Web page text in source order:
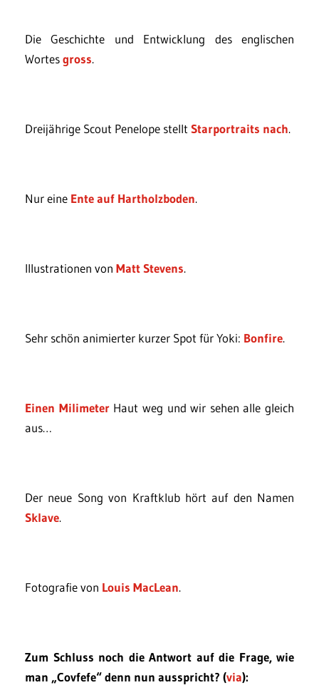
Die Geschichte und Entwicklung des englischen
Wortesgross.
Dreijährige Scout Penelope stellt Starportraits nach.
Nur eine Ente auf Hartholzboden.
Illustrationen von Matt Stevens.
Sehr schön animierter kurzer Spot für Yoki: Bonfire.
Einen MilimeterHaut weg und wir sehen alle gleich
aus…
Der neue Song von Kraftklub hört auf den Namen
Sklave.
Fotografie von Louis MacLean.
Zum Schluss noch die Antwort auf die Frage, wie
man „Covfefe“ denn nun ausspricht? (via):